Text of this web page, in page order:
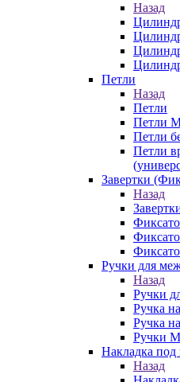
Назад
Петли
Назад
Петли
Петли
Петли
Петли
Завертки
Назад
Ручки для
Назад
Ручки
Ручка
Ручка
Ручки
Накладка
Назад